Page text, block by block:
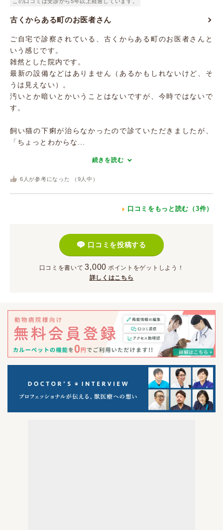
古くからある町のお医者さん
ご自宅で診察されている、古くからある町のお医者さんと
いう感じです。
雑然とした院内です。
最新の設備などはありません（あるかもしれないけど、そ
うは見えない）。
汚いとか暗いとかいうことはないですが、今時ではないで
す。
飼い猫の下痢が治らなかったので診ていただきましたが、
「ちょっとわからな...
続きを読む
6 人が参考になった （ 9 人中）
口コミをもっと読む（3件）
口コミを投稿する
口コミを書いて 3,000 ポイント をゲットしよう！
詳しくはこちら